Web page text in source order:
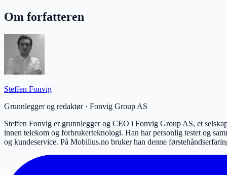
Om forfatteren
Steffen Fonvig
Grunnlegger og redaktør· Fonvig Group AS
Steffen Fonvig er grunnlegger og CEO i Fonvig Group AS, et
innen telekom og forbrukerteknologi. Han har personlig testet og
og kundeservice. På Mobilius.no bruker han denne